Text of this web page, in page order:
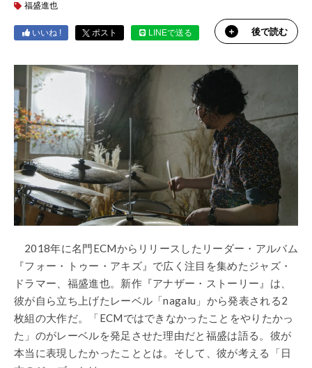
福盛進也
いいね ! ポスト LINEで送る 後で読む
2018年に名門ECMからリリースしたリーダー・アルバム
『フォー・トゥー・アキズ』で広く注目を集めたジャズ・
ドラマー、福盛進也。新作『アナザー・ストーリー』は、
彼が自ら立ち上げたレーベル「nagalu」から発表される2
枚組の大作だ。「ECMではできなかったことをやりたかっ
た」のがレーベルを発足させた理由だと福盛は語る。彼が
本当に表現したかったこととは。そして、彼が考える「日